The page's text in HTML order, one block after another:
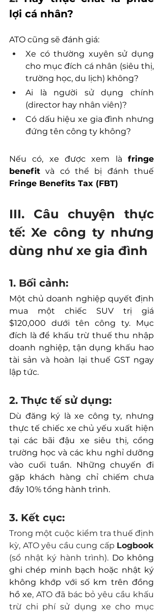
lợi cá nhân?
ATO cũng sẽ đánh giá:
Xe có thường xuyên sử dụng
cho mục đích cá nhân (siêu thị,
trường học, du lịch) không?
Ai là người sử dụng chính
(director hay nhân viên)?
Có dấu hiệu xe gia đình nhưng
đứng tên công ty không?
Nếu có, xe được xem là fringe
benefit
Fringe Benefits Tax (FBT)
III. Câu chuyện thực
tế: Xe công ty nhưng
dùng như xe gia đình
1. Bối cảnh:
Một chủ doanh nghiệp quyết định
mua một chiếc SUV trị giá
$120,000 dưới tên công ty. Mục
đích là để khấu trừ thuế thu nhập
doanh nghiệp, tận dụng khấu hao
tài sản và hoàn lại thuế GST ngay
lập tức.
2. Thực tế sử dụng:
Dù đăng ký là xe công ty, nhưng
thực tế chiếc xe chủ yếu xuất hiện
tại các bãi đậu xe siêu thị, cổng
trường học và các khu nghỉ dưỡng
vào cuối tuần. Những chuyến đi
gặp khách hàng chỉ chiếm chưa
đầy 10% tổng hành trình.
3. Kết cục:
Trong một cuộc kiểm tra thuế định
kỳ, ATO yêu cầu cung cấp Logbook
(sổ nhật ký hành trình). Do không
ghi chép minh bạch hoặc nhật ký
không khớp với số km trên đồng
hồ xe, ATO đã bác bỏ yêu cầu khấu
trừ chi phí sử dụng xe cho mục